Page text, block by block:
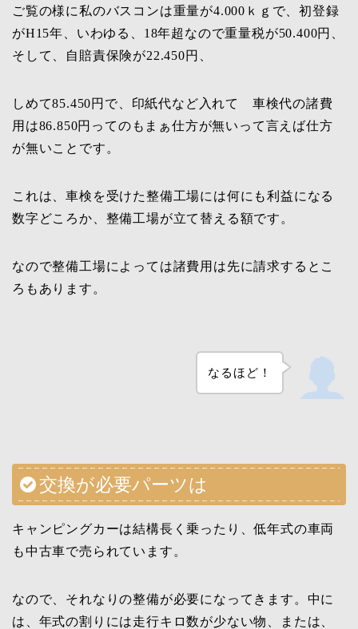
ご覧の様に私のバスコンは重量が4.000ｋｇで、初登録
がH15年、いわゆる、18年超なので重量税が50.400円、
そして、自賠責保険が22.450円、
しめて85.450円で、印紙代など入れて 車検代の諸費
用は86.850円ってのもまぁ仕方が無いって言えば仕方
が無いことです。
これは、車検を受けた整備工場には何にも利益になる
数字どころか、整備工場が立て替える額です。
なので整備工場によっては諸費用は先に請求するとこ
ろもあります。
なるほど！
交換が必要パーツは
キャンピングカーは結構長く乗ったり、低年式の車両
も中古車で売られています。
なので、それなりの整備が必要になってきます。中に
は、年式の割りには走行キロ数が少ない物、または、